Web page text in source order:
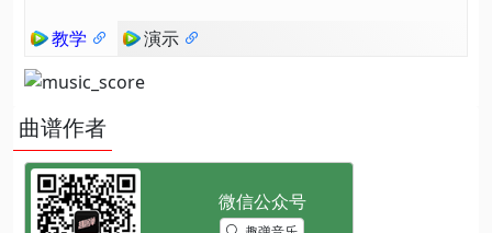
教学 演示
曲谱作者